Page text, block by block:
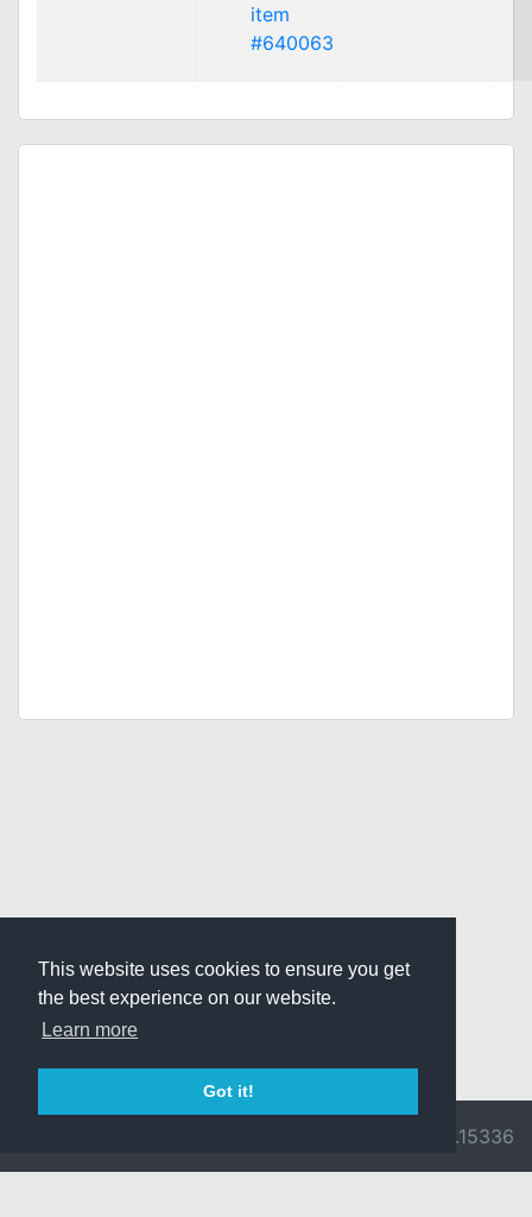
This website uses cookies to ensure you get
the best experience on our website.
Learn more
Got it!
item
#640063
v3.0.9716.15336